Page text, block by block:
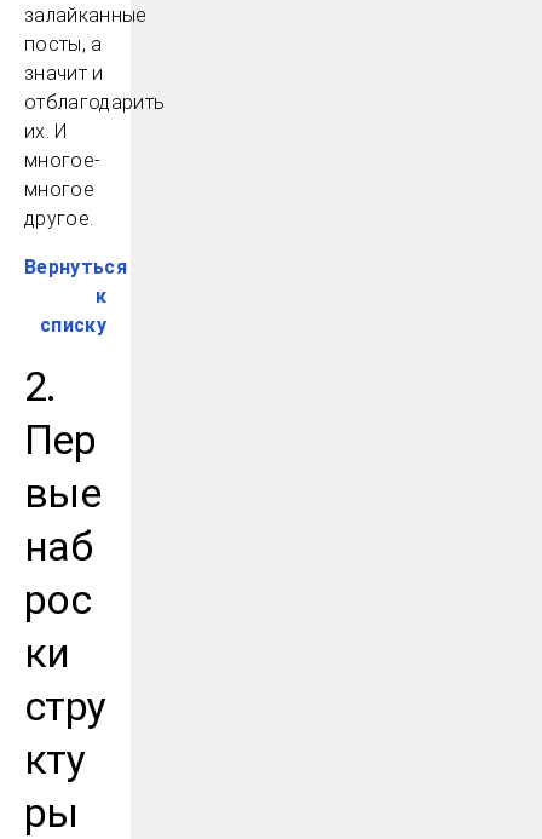
залайканные
посты, а
значит и
отблагодарить
их. И
многое-
многое
другое.
Вернуться
к
списку
2.
Пер
вые
наб
рос
ки
стру
кту
ры